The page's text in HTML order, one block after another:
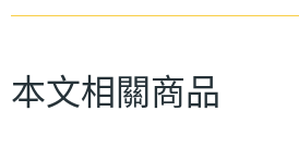
本文相關商品